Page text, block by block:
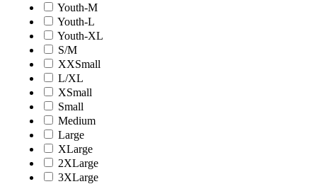
Youth-M
Youth-L
Youth-XL
S/M
XXSmall
L/XL
XSmall
Small
Medium
Large
XLarge
2XLarge
3XLarge